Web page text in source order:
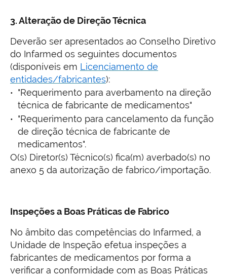
3. Alteração de Direção Técnica
Deverão ser apresentados ao Conselho Diretivo
do Infarmed os seguintes documentos
(disponíveis em Licenciamento de
entidades/fabricantes):
"Requerimento para averbamento na direção
técnica de fabricante de medicamentos"
"Requerimento para cancelamento da função
de direção técnica de fabricante de
medicamentos".
O(s) Diretor(s) Técnico(s) fica(m) averbado(s) no
anexo 5 da autorização de fabrico/importação.
Inspeções a Boas Práticas de Fabrico
No âmbito das competências do Infarmed, a
Unidade de Inspeção efetua inspeções a
fabricantes de medicamentos por forma a
verificar a conformidade com as Boas Práticas